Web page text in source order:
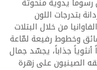
بتدرجات اللون
من خلال البتلات
وخطوط رفيعة لمّاعة
جذاباً، يجسّد جمال
الصينيون على زهرة